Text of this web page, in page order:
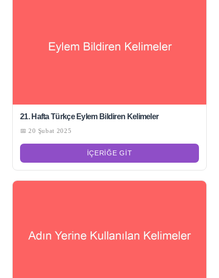
21. Hafta Türkçe Eylem Bildiren Kelimeler
📅 20 Şubat 2025
İÇERIĞE GIT